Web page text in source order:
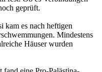
geprüft.
kam es nach heftigen
Mindestens
Häuser wurden